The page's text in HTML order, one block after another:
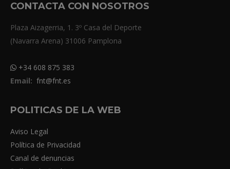
CONTACTA CON NOSOTROS
Plaza Aizagerria, 1. 3º Casa del Deporte
(Navarra Arena) 31006 Pamplona
+34 608 875 383
Email: fnt@fnt.es
POLITICAS DE LA WEB
Aviso Legal
Política de Privacidad
Canal de denuncias